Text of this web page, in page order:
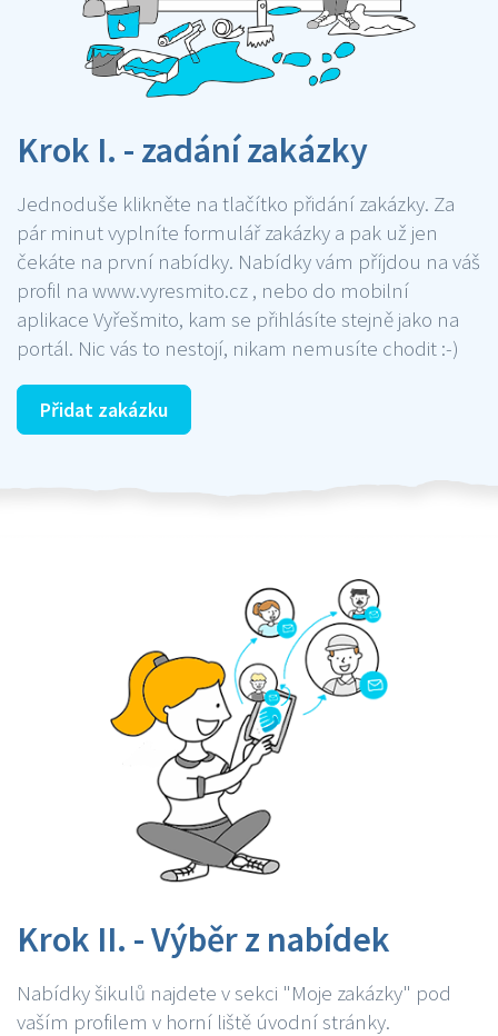
Krok I. - zadání zakázky
Jednoduše klikněte na tlačítko přidání zakázky. Za
pár minut vyplníte formulář zakázky a pak už jen
čekáte na první nabídky. Nabídky vám příjdou na váš
profil na www.vyresmito.cz , nebo do mobilní
aplikace Vyřešmito, kam se přihlásíte stejně jako na
portál. Nic vás to nestojí, nikam nemusíte chodit :-)
Přidat zakázku
Krok II. - Výběr z nabídek
Nabídky šikulů najdete v sekci "Moje zakázky" pod
vaším profilem v horní liště úvodní stránky.